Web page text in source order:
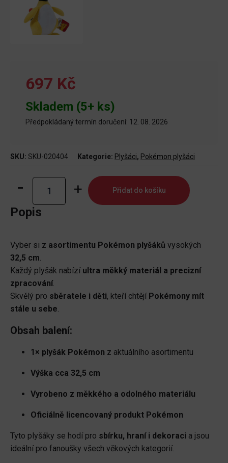
697 Kč
Skladem (5+ ks)
Předpokládaný termín doručení: 12. 08. 2026
SKU: SKU-020404 Kategorie: Plyšáci, Pokémon plyšáci
Pokémon
asortment
množství
Přidat do košíku
Popis
Vyber si z asortimentu Pokémon plyšáků vysokých
32,5 cm
Každý plyšák nabízí ultra měkký materiál a precizní
zpracování.
Skvělý pro sběratele i děti, kteří chtějí Pokémony mít
stále u sebe
Obsah balení:
1× plyšák Pokémon z aktuálního asortimentu
Výška cca 32,5 cm
Vyrobeno z měkkého a odolného materiálu
Oficiálně licencovaný produkt Pokémon
Tyto plyšáky se hodí pro sbírku, hraní i dekoraci a jsou
ideální pro fanoušky všech věkových kategorií.